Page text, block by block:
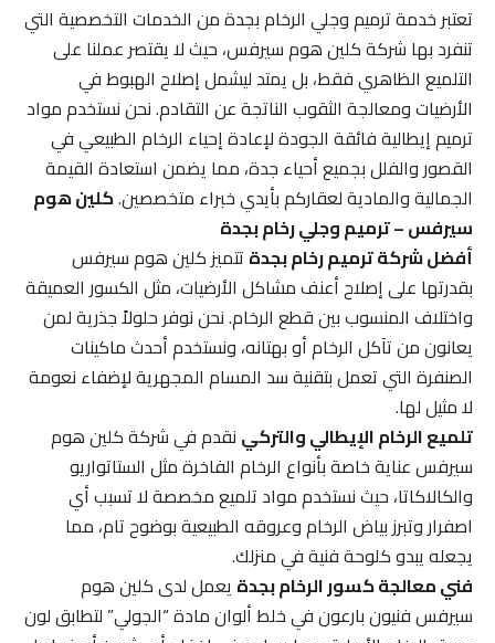
تعتبر خدمة ترميم وجلي الرخام بجدة من الخدمات التخصصية التي
تنفرد بها شركة كلين هوم سيرفس، حيث لا يقتصر عملنا على
التلميع الظاهري فقط، بل يمتد ليشمل إصلاح الهبوط في
الأرضيات ومعالجة الثقوب الناتجة عن التقادم. نحن نستخدم مواد
ترميم إيطالية فائقة الجودة لإعادة إحياء الرخام الطبيعي في
القصور والفلل بجميع أحياء جدة، مما يضمن استعادة القيمة
الجمالية والمادية لعقاركم بأيدي خبراء متخصصين.كلين هوم
سيرفس – ترميم وجلي رخام بجدة
أفضل شركة ترميم رخام بجدةتتميز كلين هوم سيرفس
بقدرتها على إصلاح أعنف مشاكل الأرضيات، مثل الكسور العميقة
واختلاف المنسوب بين قطع الرخام. نحن نوفر حلولاً جذرية لمن
يعانون من تآكل الرخام أو بهتانه، ونستخدم أحدث ماكينات
الصنفرة التي تعمل بتقنية سد المسام المجهرية لإضفاء نعومة
لا مثيل لها.
تلميع الرخام الإيطالي والتركينقدم في شركة كلين هوم
سيرفس عناية خاصة بأنواع الرخام الفاخرة مثل الستاتواريو
والكالاكاتا، حيث نستخدم مواد تلميع مخصصة لا تسبب أي
اصفرار وتبرز بياض الرخام وعروقه الطبيعية بوضوح تام، مما
يجعله يبدو كلوحة فنية في منزلك.
فني معالجة كسور الرخام بجدةيعمل لدى كلين هوم
سيرفس فنيون بارعون في خلط ألوان مادة “الجولي” لتطابق لون